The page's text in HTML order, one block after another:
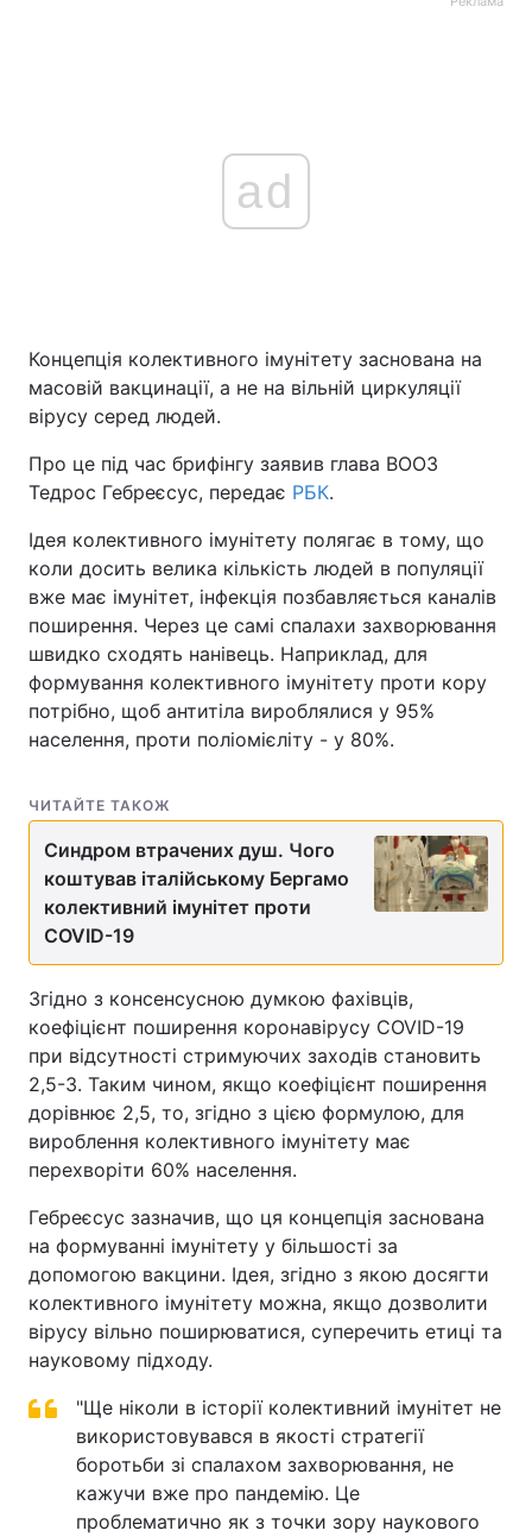
ad
Концепція колективного імунітету заснована на
масовій вакцинації, а не на вільній циркуляції
вірусу серед людей.
Про це під час брифінгу заявив глава ВООЗ
Тедрос Гебреєсус, передає РБК.
Ідея колективного імунітету полягає в тому, що
коли досить велика кількість людей в популяції
вже має імунітет, інфекція позбавляється каналів
поширення. Через це самі спалахи захворювання
швидко сходять нанівець. Наприклад, для
формування колективного імунітету проти кору
потрібно, щоб антитіла вироблялися у 95%
населення, проти поліомієліту - у 80%.
ЧИТАЙТЕ ТАКОЖ
Синдром втрачених душ. Чого
коштував італійському Бергамо
колективний імунітет проти
COVID-19
Згідно з консенсусною думкою фахівців,
коефіцієнт поширення коронавірусу COVID-19
при відсутності стримуючих заходів становить
2,5-3. Таким чином, якщо коефіцієнт поширення
дорівнює 2,5, то, згідно з цією формулою, для
вироблення колективного імунітету має
перехворіти 60% населення.
Гебреєсус зазначив, що ця концепція заснована
на формуванні імунітету у більшості за
допомогою вакцини. Ідея, згідно з якою досягти
колективного імунітету можна, якщо дозволити
вірусу вільно поширюватися, суперечить етиці та
науковому підходу.
"Ще ніколи в історії колективний імунітет не
використовувався в якості стратегії
боротьби зі спалахом захворювання, не
кажучи вже про пандемію. Це
проблематично як з точки зору наукового